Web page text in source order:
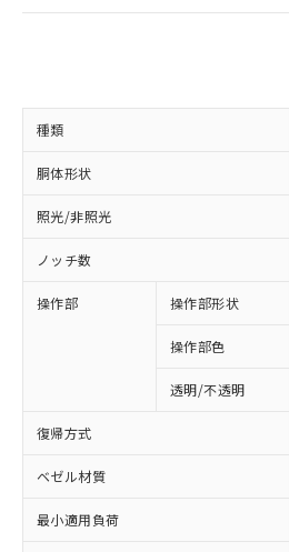
種類
胴体形状
照光/非照光
ノッチ数
操作部 操作部形状
操作部色
透明/不透明
復帰方式
ベゼル材質
最小適用負荷